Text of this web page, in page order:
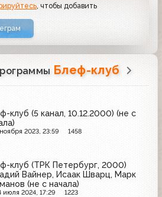
, чтобы добавить
Блеф-клуб
клуб (5 канал, 10.12.2000) (не с
2023, 23:59 1458
клуб (ТРК Петербург, 2000)
Вайнер, Исаак Шварц, Марк
(не с начала)
июля 2024, 17:29 1223